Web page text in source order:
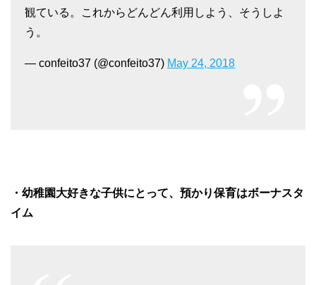
観ている。これからどんどん利用しよう、そうしよ
う。
— confeito37 (@confeito37) May 24, 2018
・幼稚園大好きな子供にとって、預かり保育はボーナスタ
イム